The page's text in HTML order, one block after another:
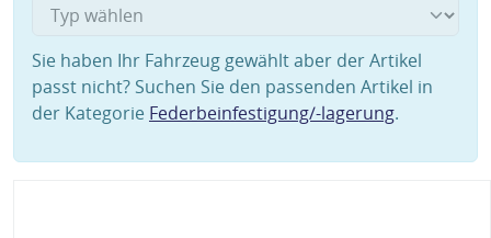
Sie haben Ihr Fahrzeug gewählt aber der Artikel
passt nicht? Suchen Sie den passenden Artikel in
der Kategorie Federbeinfestigung/-lagerung.